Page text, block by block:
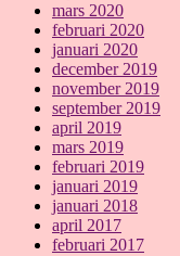
mars 2020
februari 2020
januari 2020
december 2019
november 2019
september 2019
april 2019
mars 2019
februari 2019
januari 2019
januari 2018
april 2017
februari 2017